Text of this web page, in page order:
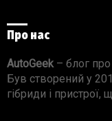
Про нас
AutoGeek– блог про
Був створений у
гібриди і